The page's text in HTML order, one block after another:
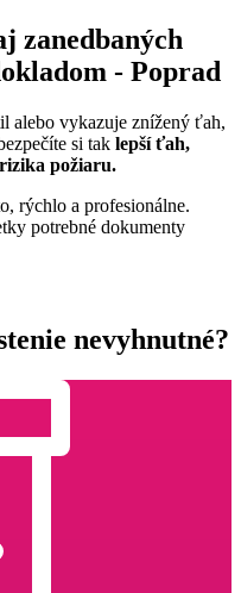
zanedbaných
- Poprad
alebo vykazuje znížený ťah,
si tak lepší ťah,
požiaru.
rýchlo a profesionálne.
potrebné dokumenty
nevyhnutné?